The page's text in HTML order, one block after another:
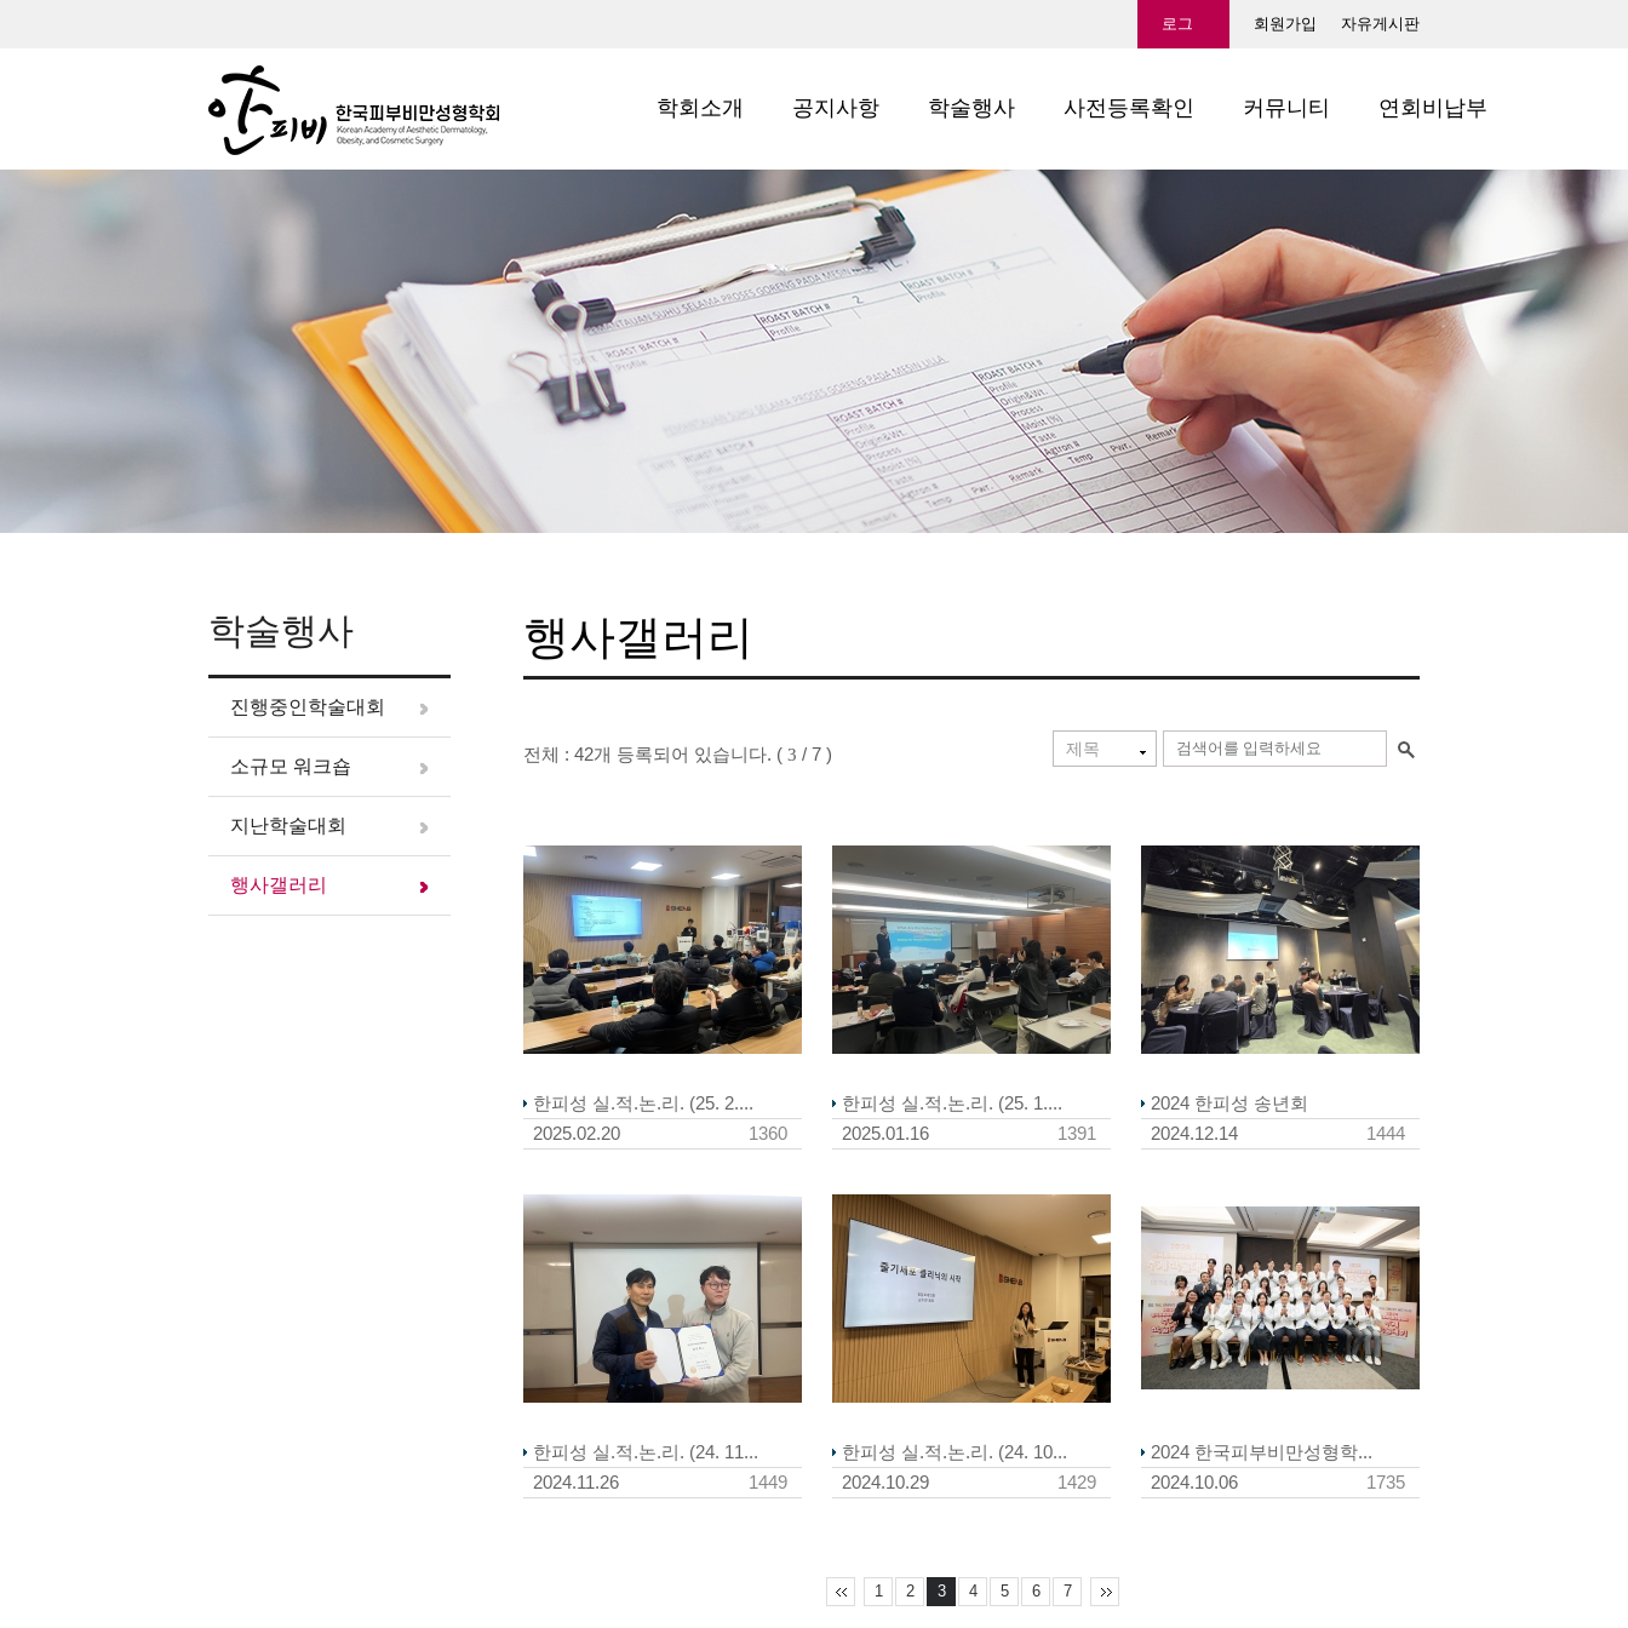
로그 회원가입 자유게시판
학회소개 공지사항 학술행사 사전등록확인 커뮤니티 연회비납부
학술행사
진행중인학술대회
소규모 워크숍
지난학술대회
행사갤러리
행사갤러리
전체 : 42개 등록되어 있습니다. ( 3 / 7 )
한피성 실.적.논.리. (25. 2....
2025.02.20
1360
한피성 실.적.논.리. (25. 1....
2025.01.16
1391
2024 한피성 송년회
2024.12.14
1444
한피성 실.적.논.리. (24. 11...
2024.11.26
1449
한피성 실.적.논.리. (24. 10...
2024.10.29
1429
2024 한국피부비만성형학...
2024.10.06
1735
1 2 3 4 5 6 7